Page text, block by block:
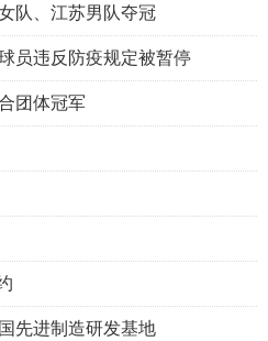
队、江苏男队夺冠
员违反防疫规定被暂停
团体冠军
先进制造研发基地